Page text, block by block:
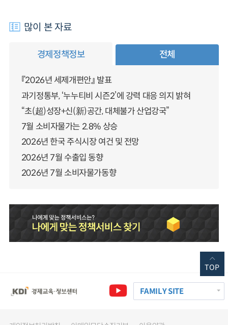
많이 본 자료
경제정책정보 전체
『2026년 세제개편안』 발표
과기정통부, ‘누누티비 시즌2’에 강력 대응 의지 밝혀
“초(超)성장+신(新)공간, 대체불가 산업강국”
7월 소비자물가는 2.8% 상승
2026년 한국 주식시장 여건 및 전망
2026년 7월 수출입 동향
2026년 7월 소비자물가동향
FAMILY SITE
TOP